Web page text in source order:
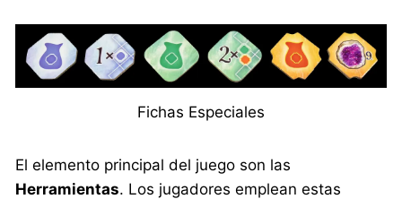
Fichas Especiales
El elemento principal del juego son las
Herramientas. Los jugadores emplean estas